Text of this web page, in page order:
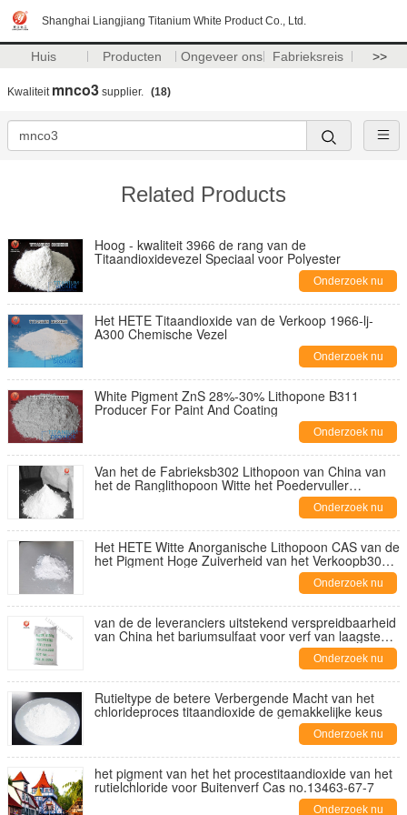
Shanghai Liangjiang Titanium White Product Co., Ltd.
Huis Producten Ongeveer ons Fabrieksreis >>
Kwaliteit mnco3 supplier. (18)
Related Products
Hoog - kwaliteit 3966 de rang van de
Titaandioxidevezel Speciaal voor Polyester
Onderzoek nu
Het HETE Titaandioxide van de Verkoop 1966-lj-
A300 Chemische Vezel
Onderzoek nu
White Pigment ZnS 28%-30% Lithopone B311
Producer For Paint And Coating
Onderzoek nu
Van het de Fabrieksb302 Lithopoon van China van
het de Ranglithopoon Witte het Poedervuller
Onderzoek nu
Het HETE Witte Anorganische Lithopoon CAS van de
het Pigment Hoge Zuiverheid van het Verkoopb301
Onderzoek nu
van de de leveranciers uitstekend verspreidbaarheid
van China het bariumsulfaat voor verf van laagste
Onderzoek nu
Rutieltype de betere Verbergende Macht van het
chlorideproces titaandioxide de gemakkelijke keus
Onderzoek nu
het pigment van het het procestitaandioxide van het
rutielchloride voor Buitenverf Cas no.13463-67-7
Onderzoek nu